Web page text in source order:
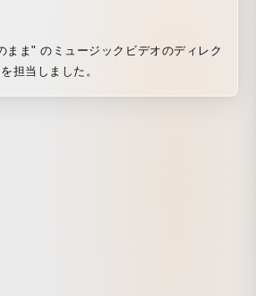
まま" のミュージックビデオのディレク
担当しました。